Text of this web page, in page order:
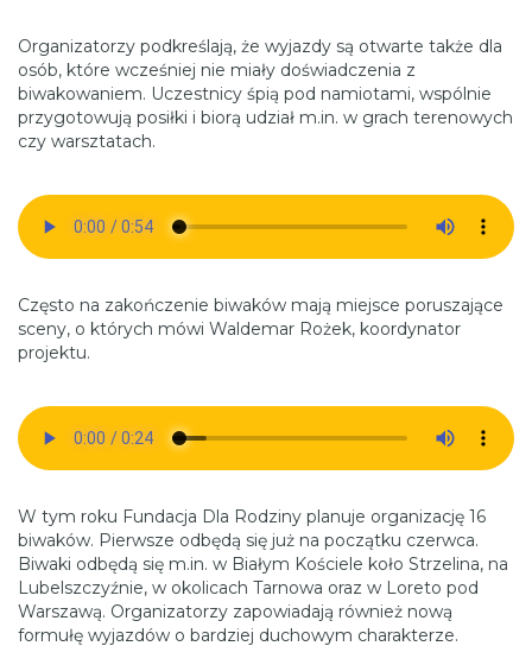
Organizatorzy podkreślają, że wyjazdy są otwarte także dla
osób, które wcześniej nie miały doświadczenia z
biwakowaniem. Uczestnicy śpią pod namiotami, wspólnie
przygotowują posiłki i biorą udział m.in. w grach terenowych
czy warsztatach.
Często na zakończenie biwaków mają miejsce poruszające
sceny, o których mówi Waldemar Rożek, koordynator
projektu.
W tym roku Fundacja Dla Rodziny planuje organizację 16
biwaków. Pierwsze odbędą się już na początku czerwca.
Biwaki odbędą się m.in. w Białym Kościele koło Strzelina, na
Lubelszczyźnie, w okolicach Tarnowa oraz w Loreto pod
Warszawą. Organizatorzy zapowiadają również nową
formułę wyjazdów o bardziej duchowym charakterze.